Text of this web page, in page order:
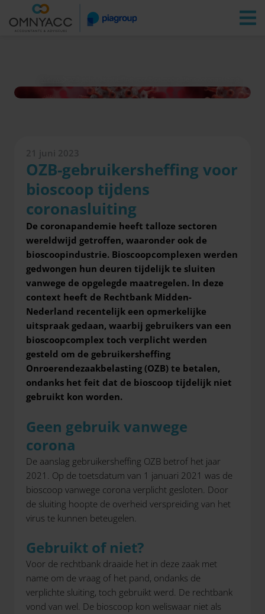
Vestigingen Zoeken
21 juni 2023
OZB-gebruikersheffing voor
bioscoop tijdens
coronasluiting
De coronapandemie heeft talloze sectoren
wereldwijd getroffen, waaronder ook de
bioscoopindustrie. Bioscoopcomplexen werden
gedwongen hun deuren tijdelijk te sluiten
vanwege de opgelegde maatregelen. In deze
context heeft de Rechtbank Midden-
Nederland recentelijk een opmerkelijke
uitspraak gedaan, waarbij gebruikers van een
bioscoopcomplex toch verplicht werden
gesteld om de gebruikersheffing
Onroerendezaakbelasting (OZB) te betalen,
ondanks het feit dat de bioscoop tijdelijk niet
gebruikt kon worden.
Geen gebruik vanwege
corona
De aanslag gebruikersheffing OZB betrof het jaar
2021. Op de toetsdatum van 1 januari 2021 was de
bioscoop vanwege corona verplicht gesloten. Door
de sluiting hoopte de overheid verspreiding van het
virus te kunnen beteugelen.
Gebruikt of niet?
Voor de rechtbank draaide het in deze zaak met
name om de vraag of het pand, ondanks de
verplichte sluiting, toch gebruikt werd. De rechtbank
vond van wel. De bioscoop kon weliswaar niet als